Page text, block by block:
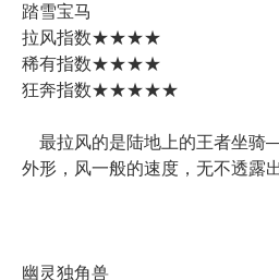
踏雪宝马
拉风指数★★★★
稀有指数★★★★
狂奔指数★★★★★
最拉风的是陆地上的王者坐骑
外形，风一般的速度，无不透露
幽灵独角兽